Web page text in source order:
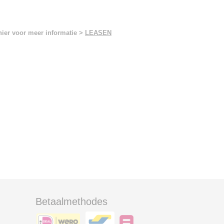
voor meer informatie > LEASEN
Betaalmethodes